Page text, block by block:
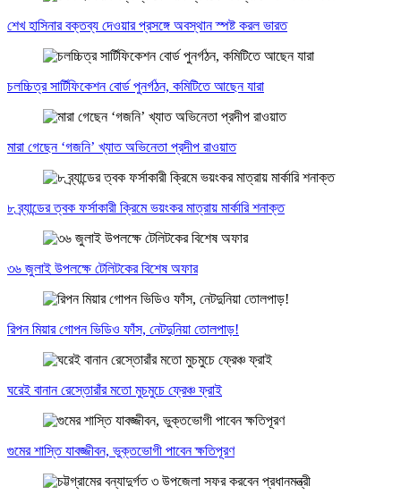
শেখ হাসিনার বক্তব্য দেওয়ার প্রসঙ্গে অবস্থান স্পষ্ট করল ভারত
চলচ্চিত্র সার্টিফিকেশন বোর্ড পুনর্গঠন, কমিটিতে আছেন যারা
মারা গেছেন ‘গজনি’ খ্যাত অভিনেতা প্রদীপ রাওয়াত
৮ ব্র্যান্ডের ত্বক ফর্সাকারী ক্রিমে ভয়ংকর মাত্রায় মার্কারি শনাক্ত
৩৬ জুলাই উপলক্ষে টেলিটকের বিশেষ অফার
রিপন মিয়ার গোপন ভিডিও ফাঁস, নেটদুনিয়া তোলপাড়!
ঘরেই বানান রেস্তোরাঁর মতো মুচমুচে ফ্রেঞ্চ ফ্রাই
গুমের শাস্তি যাবজ্জীবন, ভুক্তভোগী পাবেন ক্ষতিপূরণ